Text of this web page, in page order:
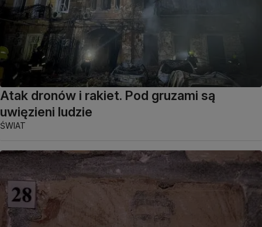
Atak dronów i rakiet. Pod gruzami są
uwięzieni ludzie
ŚWIAT